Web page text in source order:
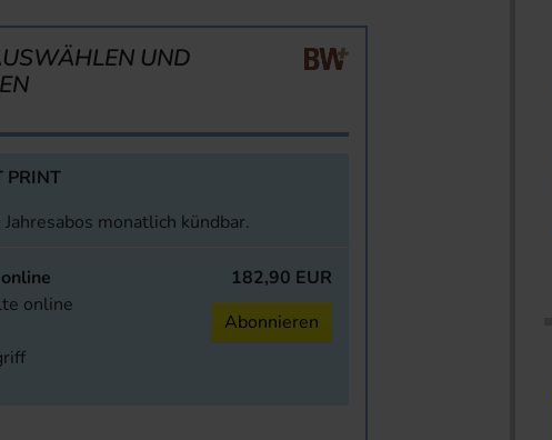
UND
PRINT
monatlich kündbar.
online
182,90 EUR
Abonnieren